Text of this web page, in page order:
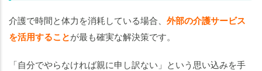
介護で時間と体力を消耗している場合、 外部の介護サービス
を活用することが最も確実な解決策です。
「自分でやらなければ親に申し訳ない」という思い込みを手